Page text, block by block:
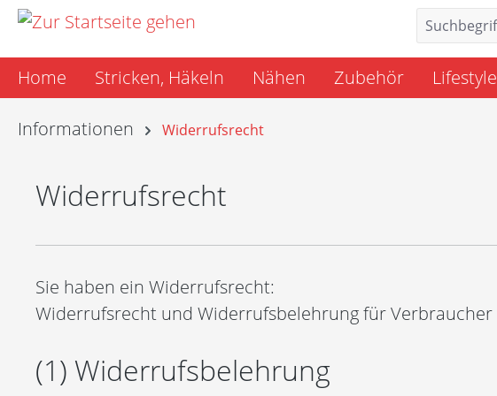
Hauptinhalt springen
Zur Suche springen
Zur Hauptnavigation springen
Home Stricken, Häkeln Nähen Zubehör Lifestyle
Informationen Widerrufsrecht
Widerrufsrecht
Sie haben ein Widerrufsrecht:
Widerrufsrecht und Widerrufsbelehrung für Verbraucher
(1) Widerrufsbelehrung